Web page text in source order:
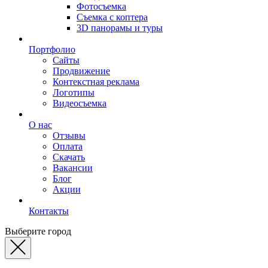
Фотосъемка
Съемка с коптера
3D панорамы и туры
Портфолио
Сайты
Продвижение
Контекстная реклама
Логотипы
Видеосъемка
О нас
Отзывы
Оплата
Скачать
Вакансии
Блог
Акции
Контакты
Выберите город